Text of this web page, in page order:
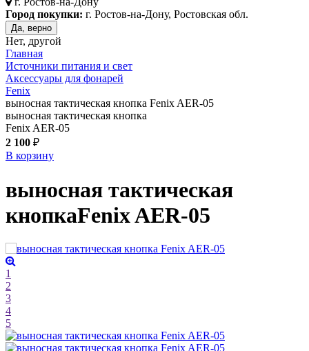
Город покупки: г. Ростов-на-Дону, Ростовская обл.
Да, верно
Нет, другой
Главная
Источники питания и свет
Аксессуары для фонарей
Fenix
выносная тактическая кнопка Fenix AER-05
выносная тактическая кнопка
Fenix AER-05
2 100 ₽
В корзину
выносная тактическая
кнопкаFenix AER-05
1
2
3
4
5